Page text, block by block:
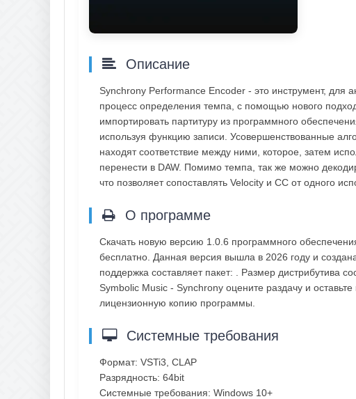
Описание
Synchrony Performance Encoder - это инструмент, для
процесс определения темпа, с помощью нового
импортировать партитуру из программного
используя функцию записи. Усовершенствованные
находят соответствие между ними, которое, затем
перенести в DAW. Помимо темпа, так же можно
что позволяет сопоставлять Velocity и CC от одного
О программе
Скачать новую версию 1.0.6 программного
бесплатно. Данная версия вышла в 2026 году и
поддержка составляет пакет: . Размер дистрибутива
Symbolic Music - Synchrony оцените раздачу и
лицензионную копию программы.
Системные требования
Формат: VSTi3, CLAP
Разрядность: 64bit
Системные требования: Windows 10+